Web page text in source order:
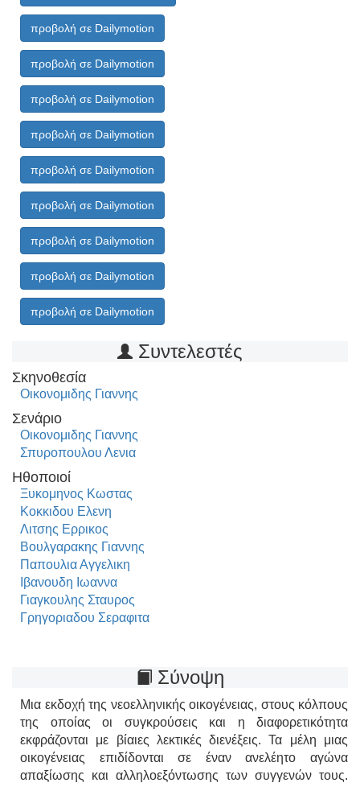
προβολή σε Dailymotion
προβολή σε Dailymotion
προβολή σε Dailymotion
προβολή σε Dailymotion
προβολή σε Dailymotion
προβολή σε Dailymotion
προβολή σε Dailymotion
προβολή σε Dailymotion
προβολή σε Dailymotion
Συντελεστές
Σκηνοθεσία
Οικονομιδης Γιαννης
Σενάριο
Οικονομιδης Γιαννης
Σπυροπουλου Λενια
Ηθοποιοί
Ξυκομηνος Κωστας
Κοκκιδου Ελενη
Λιτσης Ερρικος
Βουλγαρακης Γιαννης
Παπουλια Αγγελικη
Ιβανουδη Ιωαννα
Γιαγκουλης Σταυρος
Γρηγοριαδου Σεραφιτα
Σύνοψη
Μια εκδοχή της νεοελληνικής οικογένειας, στους κόλπους
της οποίας οι συγκρούσεις και η διαφορετικότητα
εκφράζονται με βίαιες λεκτικές διενέξεις. Τα μέλη μιας
οικογένειας επιδίδονται σε έναν ανελέητο αγώνα
απαξίωσης και αλληλοεξόντωσης των συγγενών τους.